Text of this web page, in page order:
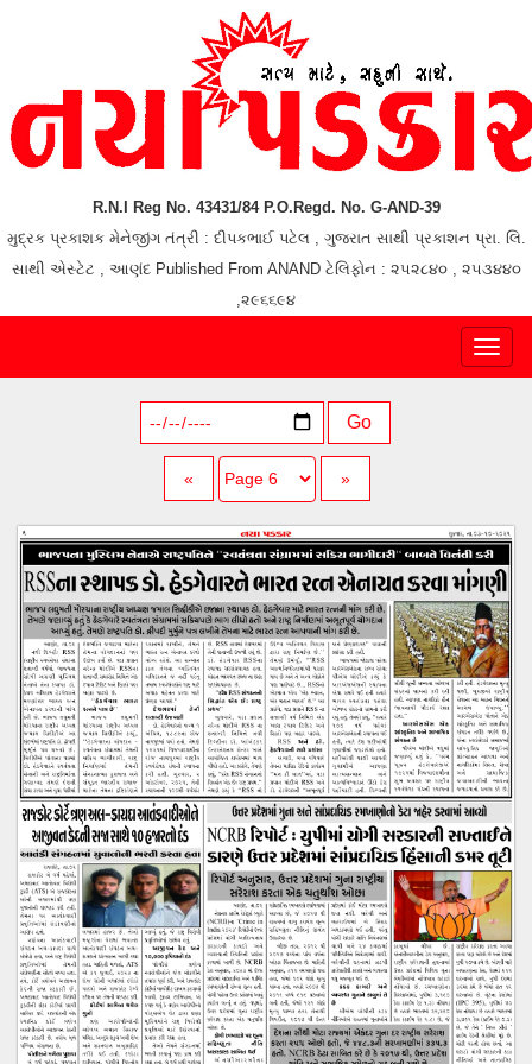
R.N.I Reg No. 43431/84 P.O.Regd. No. G-AND-39
મુદ્રક પ્રકાશક મેનેજીંગ તંત્રી : દીપકભાઈ પટેલ , ગુજરાત સાથી પ્રકાશન પ્રા. લિ.
સાથી એસ્ટેટ , આણંદ Published From ANAND ટેલિફોન : ૨૫૨૮૪૦ , ૨૫૩૪૪૦
,૨૯૬૬૯૪
Go
« »